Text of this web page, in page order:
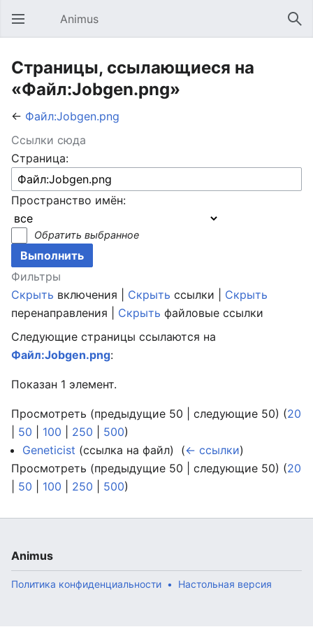
Открыть главное меню Animus
Страницы, ссылающиеся на
«Файл:Jobgen.png»
← Файл:Jobgen.png
Ссылки сюда
Страница:
Пространство имён:
Обратить выбранное
Фильтры
Скрыть включения | Скрыть ссылки | Скрыть
перенаправления | Скрыть файловые ссылки
Следующие страницы ссылаются на
Файл:Jobgen.png:
Показан 1 элемент.
Просмотреть (предыдущие 50 | следующие 50) (20
50 100 250 500)
Geneticist (ссылка на файл) ‎ (← ссылки)
Просмотреть (предыдущие 50 | следующие 50) (20
50 100 250 500)
Animus
Политика конфиденциальности Настольная версия